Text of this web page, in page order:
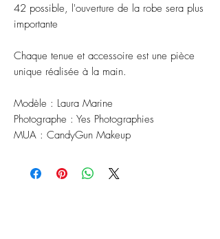
42 possible, l'ouverture de la robe sera plus
importante
Chaque tenue et accessoire est une pièce
unique réalisée à la main.
Modèle : Laura Marine
Photographe : Yes Photographies
MUA : CandyGun Makeup